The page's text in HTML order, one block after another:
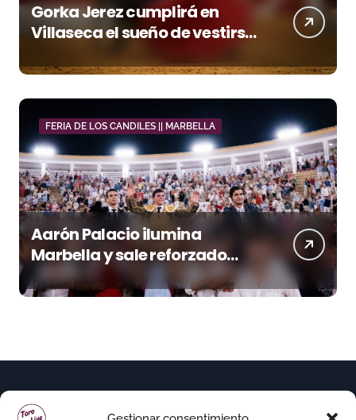
Gorka Jerez cumplirá en
Villaseca el sueño de vestirse
de luces ante los suyos
FERIA DE LOS CANDILES || MARBELLA
Aarón Palacio ilumina
Marbella y sale reforzado
junto a Manzanares y
Morante